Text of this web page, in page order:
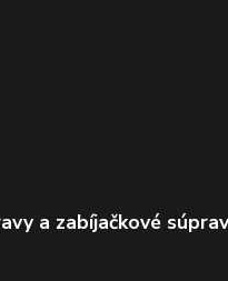
a zabíjačkové